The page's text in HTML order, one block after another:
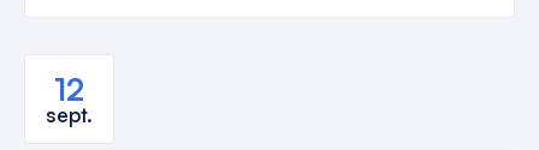
12
sept.